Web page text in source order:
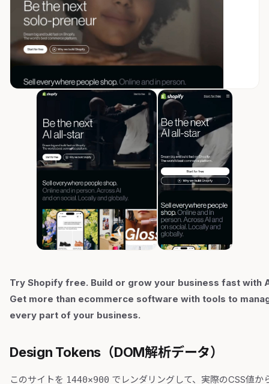
Try Shopify free. Build or grow your business fast with
Get more than ecommerce software with tools to
every part of your business.
Design Tokens（DOM解析データ）
このサイトを 1440×900 でレンダリングして、実際のCSS値か